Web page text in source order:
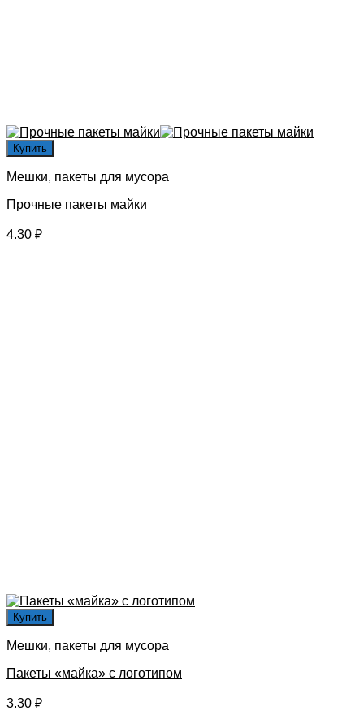
Купить
Мешки, пакеты для мусора
Прочные пакеты майки
4.30 ₽
Купить
Мешки, пакеты для мусора
Пакеты «майка» с логотипом
3.30 ₽